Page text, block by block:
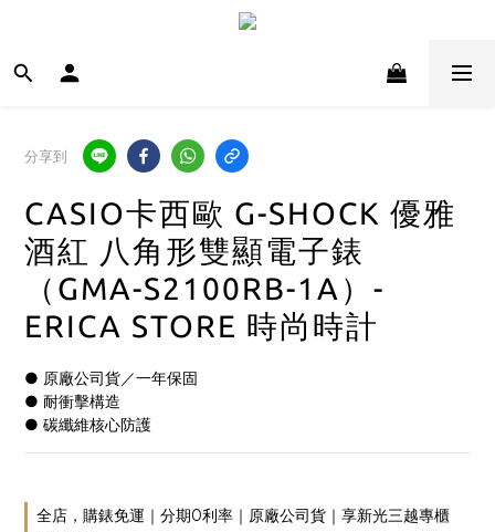
分享到
CASIO卡西歐 G-SHOCK 優雅
酒紅 八角形雙顯電子錶
（GMA-S2100RB-1A）-
ERICA STORE 時尚時計
● 原廠公司貨／一年保固
● 耐衝擊構造
● 碳纖維核心防護
全店，購錶免運｜分期0利率｜原廠公司貨｜享新光三越專櫃